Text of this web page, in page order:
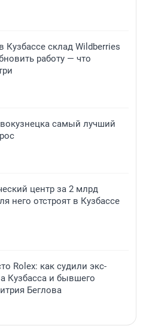
склад Wildberries
работу — что
самый лучший
центр за 2 млрд
него отстроят в Кузбассе
Rolex: как судили экс-
Кузбасса и бывшего
Беглова